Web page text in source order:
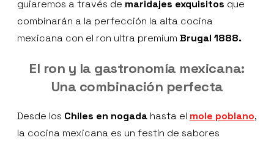
guiaremos a través de maridajes exquisitos que
combinarán a la perfección la alta cocina
mexicana con el ron ultra premium Brugal 1888.
El ron y la gastronomía mexicana:
Una combinación perfecta
Desde los Chiles en nogada hasta el mole poblano,
la cocina mexicana es un festín de sabores